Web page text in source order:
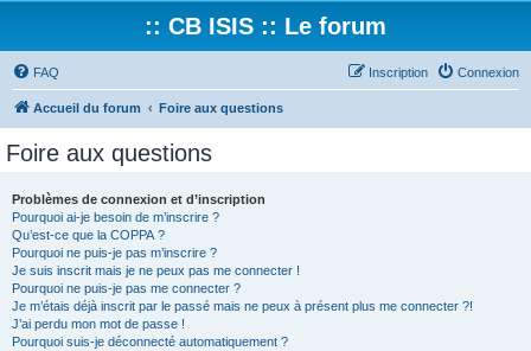
:: CB ISIS :: Le forum
FAQ Connexion
Inscription
Accueil du forum Foire aux questions
Foire aux questions
Problèmes de connexion et d’inscription
Pourquoi ai-je besoin de m’inscrire ?
Qu’est-ce que la COPPA ?
Pourquoi ne puis-je pas m’inscrire ?
Je suis inscrit mais je ne peux pas me connecter !
Pourquoi ne puis-je pas me connecter ?
Je m’étais déjà inscrit par le passé mais ne peux à présent plus me connecter ?!
J’ai perdu mon mot de passe !
Pourquoi suis-je déconnecté automatiquement ?